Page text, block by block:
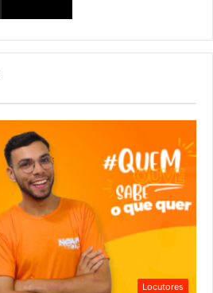
Locutores